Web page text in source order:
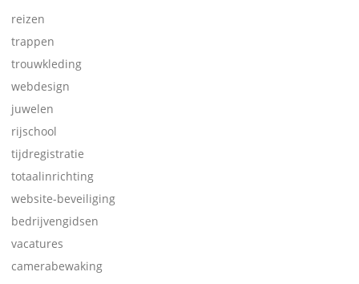
reizen
trappen
trouwkleding
webdesign
juwelen
rijschool
tijdregistratie
totaalinrichting
website-beveiliging
bedrijvengidsen
vacatures
camerabewaking